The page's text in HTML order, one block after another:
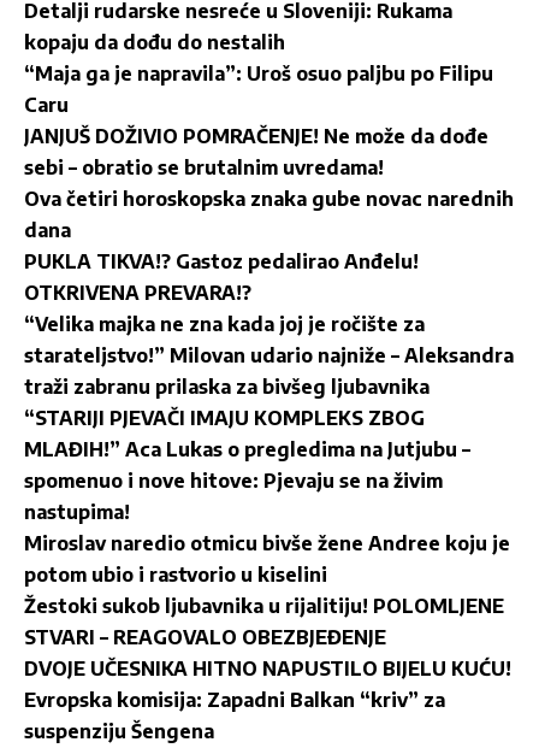
Detalji rudarske nesreće u Sloveniji: Rukama
kopaju da dođu do nestalih
“Maja ga je napravila”: Uroš osuo paljbu po Filipu
Caru
JANJUŠ DOŽIVIO POMRAČENJE! Ne može da dođe
sebi – obratio se brutalnim uvredama!
Ova četiri horoskopska znaka gube novac narednih
dana
PUKLA TIKVA!? Gastoz pedalirao Anđelu!
OTKRIVENA PREVARA!?
“Velika majka ne zna kada joj je ročište za
starateljstvo!” Milovan udario najniže – Aleksandra
traži zabranu prilaska za bivšeg ljubavnika
“STARIJI PJEVAČI IMAJU KOMPLEKS ZBOG
MLAĐIH!” Aca Lukas o pregledima na Jutjubu –
spomenuo i nove hitove: Pjevaju se na živim
nastupima!
Miroslav naredio otmicu bivše žene Andree koju je
potom ubio i rastvorio u kiselini
Žestoki sukob ljubavnika u rijalitiju! POLOMLJENE
STVARI – REAGOVALO OBEZBJEĐENJE
DVOJE UČESNIKA HITNO NAPUSTILO BIJELU KUĆU!
Evropska komisija: Zapadni Balkan “kriv” za
suspenziju Šengena